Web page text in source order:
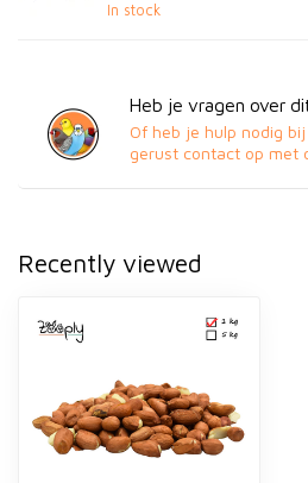
In stock
Heb je vragen over
Of heb je hulp nodig
gerust contact op met
Recently viewed